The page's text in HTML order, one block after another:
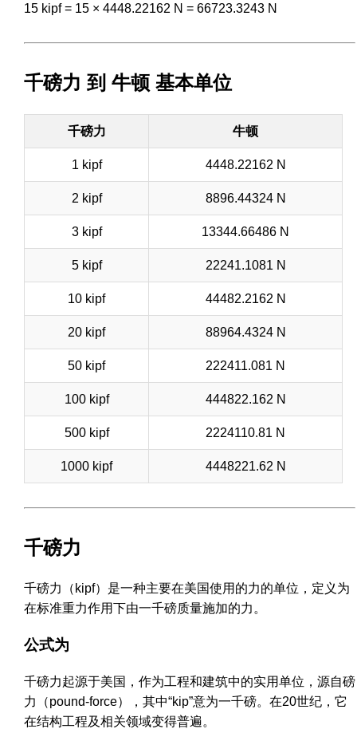
15 kipf = 15 × 4448.22162 N = 66723.3243 N
千磅力 到 牛顿 基本单位
千磅力 牛顿
1 kipf 4448.22162 N
2 kipf 8896.44324 N
3 kipf 13344.66486 N
5 kipf 22241.1081 N
10 kipf 44482.2162 N
20 kipf 88964.4324 N
50 kipf 222411.081 N
100 kipf 444822.162 N
500 kipf 2224110.81 N
1000 kipf 4448221.62 N
千磅力
千磅力（kipf）是一种主要在美国使用的力的单位，定义为
在标准重力作用下由一千磅质量施加的力。
公式为
千磅力起源于美国，作为工程和建筑中的实用单位，源自磅
力（pound-force），其中“kip”意为一千磅。在20世纪，它
在结构工程及相关领域变得普遍。